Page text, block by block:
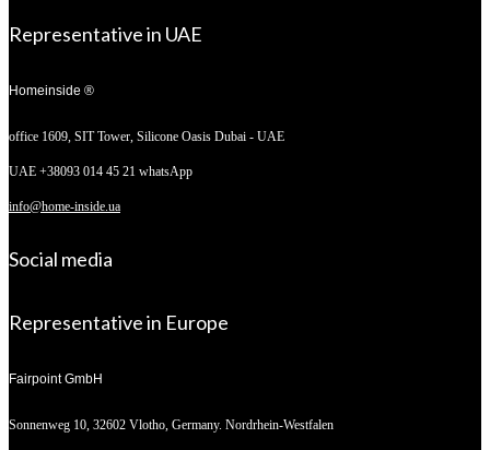
Representative in UAE
Homeinside ®
office 1609, SIT Tower, Silicone Oasis Dubai - UAE
UAE +38093 014 45 21 whatsApp
info@home-inside.ua
Social media
Representative in Europe
Fairpoint GmbH
Sonnenweg 10, 32602 Vlotho, Germany. Nordrhein-Westfalen